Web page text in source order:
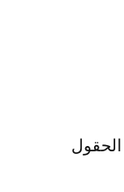
الحقول